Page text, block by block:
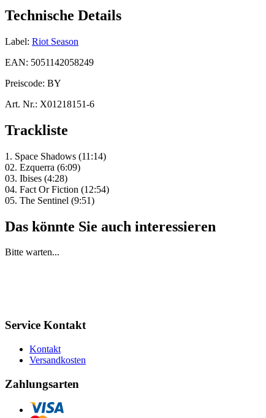
Technische Details
Label: Riot Season
EAN: 5051142058249
Preiscode: BY
Art. Nr.: X01218151-6
Trackliste
1. Space Shadows (11:14)
02. Ezquerra (6:09)
03. Ibises (4:28)
04. Fact Or Fiction (12:54)
05. The Sentinel (9:51)
Das könnte Sie auch interessieren
Bitte warten...
Service Kontakt
Kontakt
Versandkosten
Zahlungsarten